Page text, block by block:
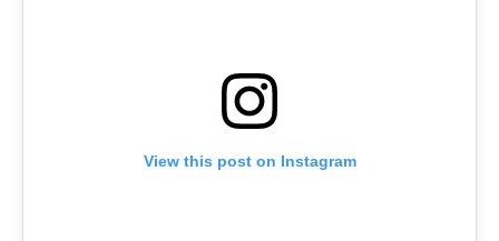
View this post on Instagram